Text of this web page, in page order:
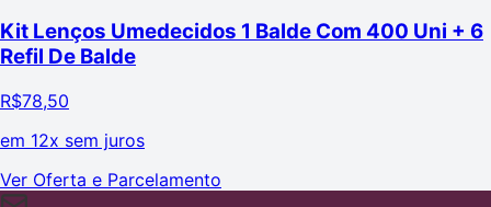
Kit Lenços Umedecidos 1 Balde Com 400 Uni + 6
Refil De Balde
R$78,50
em 12x sem juros
Ver Oferta e Parcelamento